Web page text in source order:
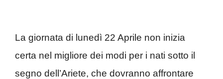
La giornata di lunedì 22 Aprile non inizia
certa nel migliore dei modi per i nati sotto il
segno dell’Ariete, che dovranno affrontare